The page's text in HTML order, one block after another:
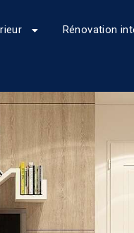
Rénovation